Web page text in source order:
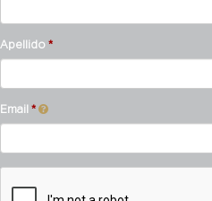
Apellido
Email